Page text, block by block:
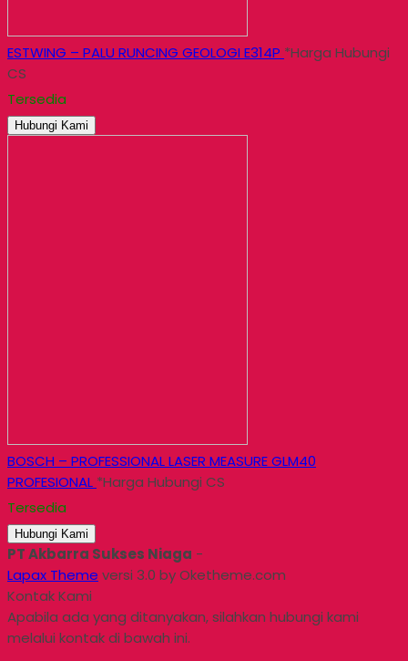
ESTWING – PALU RUNCING GEOLOGI E314P *Harga Hubungi
CS
Tersedia
Hubungi Kami
BOSCH – PROFESSIONAL LASER MEASURE GLM40
PROFESIONAL *Harga Hubungi CS
Tersedia
Hubungi Kami
PT Akbarra Sukses Niaga -
Lapax Theme versi 3.0 by Oketheme.com
Kontak Kami
Apabila ada yang ditanyakan, silahkan hubungi kami
melalui kontak di bawah ini.